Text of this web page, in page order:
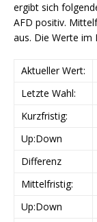
ergibt sich
AFD positiv.
aus. Die Werte im
Aktueller Wert:
Letzte Wahl:
Kurzfristig:
Up:Down
Differenz
Mittelfristig:
Up:Down